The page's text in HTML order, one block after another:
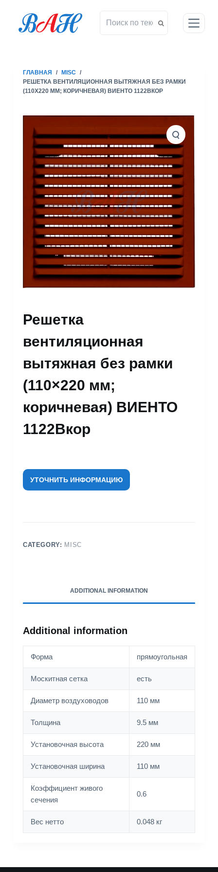
ГЛАВНАЯ / MISC /
РЕШЕТКА ВЕНТИЛЯЦИОННАЯ ВЫТЯЖНАЯ БЕЗ РАМКИ
(110X220 ММ; КОРИЧНЕВАЯ) ВИЕНТО 1122ВКОР
Решетка
вентиляционная
вытяжная без рамки
(110×220 мм;
коричневая) ВИЕНТО
1122Вкор
УТОЧНИТЬ ИНФОРМАЦИЮ
CATEGORY: MISC
ADDITIONAL INFORMATION
Additional information
Форма прямоугольная
Москитная сетка есть
Диаметр воздуховодов 110 мм
Толщина 9.5 мм
Установочная высота 220 мм
Установочная ширина 110 мм
Коэффициент живого
сечения
0.6
Вес нетто 0.048 кг